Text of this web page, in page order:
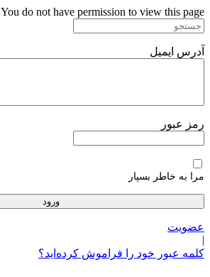
پرش
به
You do not have permission to view this page.
آدرس ایمیل
رمز عبور
مرا به خاطر بسپار
عضویت
|
کلمه عبور خود را فراموش کرده‌اید؟